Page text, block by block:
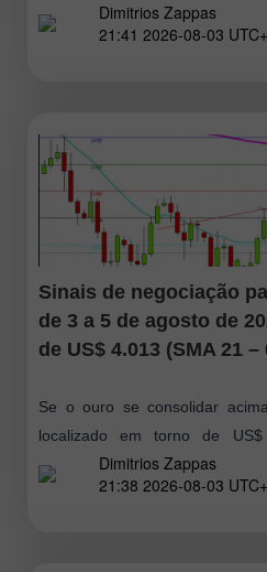
próximo de 1,1535, com alvos
Dimitrios Zappas
21:41 2026-08-03
Sinais de negociação
de 3 a 5 de agosto de
de US$ 4.013 (SMA 21
Se o ouro se consolidar
localizado em torno de
considerado um sinal positivo
Dimitrios Zappas
21:38 2026-08-03